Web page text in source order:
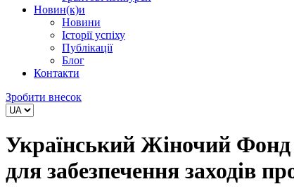
Новин(к)и
Новини
Історії успіху
Публікації
Блог
Контакти
Зробити внесок
Український Жіночий Фонд
для забезпечення заходів